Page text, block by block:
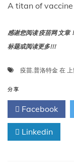
A titan of
感谢您阅读 疫苗网 文章
标题或阅读更多!!!
疫苗,普洛特金 在 疫
发
域
分享
Facebook
Linkedin